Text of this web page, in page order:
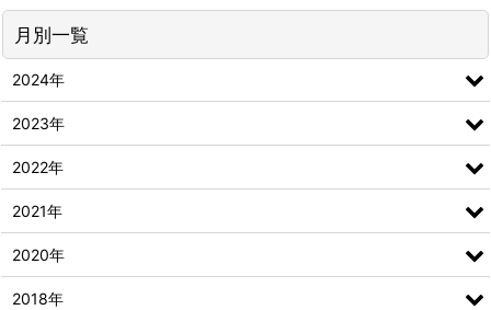
月別一覧
2024年
2023年
2022年
2021年
2020年
2018年